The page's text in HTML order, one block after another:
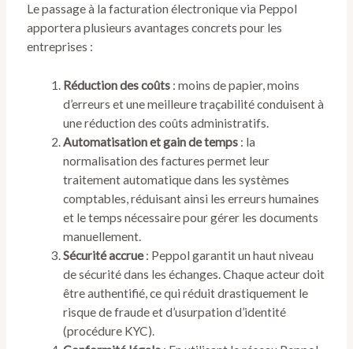
Le passage à la facturation électronique via Peppol
apportera plusieurs avantages concrets pour les
entreprises :
Réduction des coûts : moins de papier, moins
d’erreurs et une meilleure traçabilité conduisent à
une réduction des coûts administratifs.
Automatisation et gain de temps : la
normalisation des factures permet leur
traitement automatique dans les systèmes
comptables, réduisant ainsi les erreurs humaines
et le temps nécessaire pour gérer les documents
manuellement.
Sécurité accrue: Peppol garantit un haut niveau
de sécurité dans les échanges. Chaque acteur doit
être authentifié, ce qui réduit drastiquement le
risque de fraude et d’usurpation d’identité
(procédure KYC).